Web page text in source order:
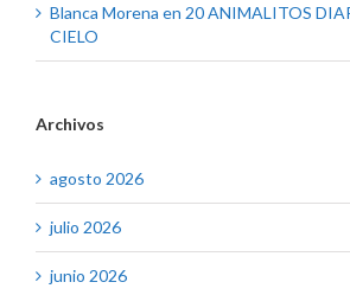
Blanca Morena en 20 ANIMALITOS
CIELO
Archivos
agosto 2026
julio 2026
junio 2026